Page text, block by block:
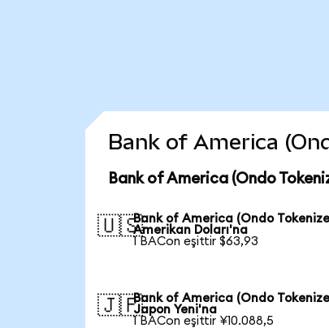
Bank of America
Bank of America (Ondo
🇺🇸Bank of America (Ondo
Amerikan Doları'na
1 BACon eşittir $63,93
🇯🇵Bank of America (Ondo
Japon Yeni'na
1 BACon eşittir ¥10.088,5